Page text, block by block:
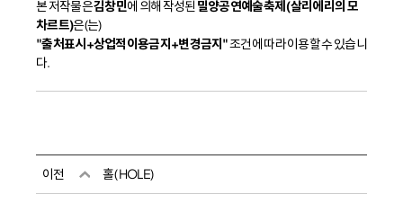
본 저작물은김창민에 의해 작성된 밀양공연예술축제 (살리에리의 모
차르트)은(는)
"출처표시+상업적이용금지+변경금지"조건에 따라 이용할 수 있습니
다.
이전 홀 ( HOLE)